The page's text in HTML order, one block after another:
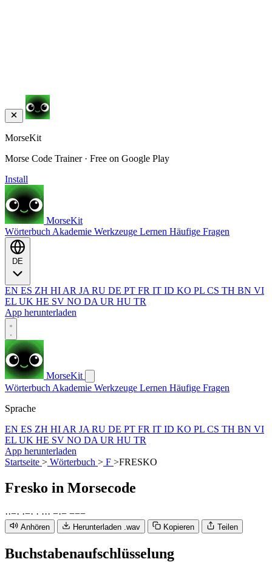
MorseKit
Morse Code Trainer · Free on Google Play
Install
MorseKit
Wörterbuch Akademie Werkzeuge Lernen Häufige Fragen
EN ES ZH HI AR JA RU DE PT FR IT ID KO PL CS TH BN VI
EL UK HE SV NO DA UR HU TR
App herunterladen
MorseKit
Wörterbuch Akademie Werkzeuge Lernen Häufige Fragen
Sprache
EN ES ZH HI AR JA RU DE PT FR IT ID KO PL CS TH BN VI
EL UK HE SV NO DA UR HU TR
App herunterladen
Startseite > Wörterbuch > F >FRESKO
Fresko in Morsecode
··−· ·−· · ··· −·− −−−
Anhören Herunterladen .wav Kopieren Teilen
Buchstabenaufschlüsselung